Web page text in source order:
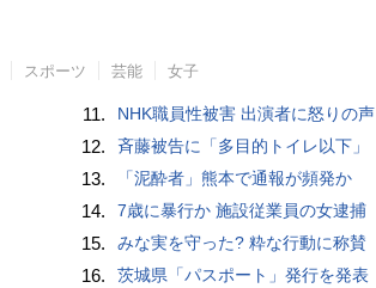
スポーツ 芸能 女子
11. NHK職員性被害 出演者に怒りの声
12. 斉藤被告に「多目的トイレ以下」
13. 「泥酔者」熊本で通報が頻発か
14. 7歳に暴行か 施設従業員の女逮捕
15. みな実を守った? 粋な行動に称賛
16. 茨城県「パスポート」発行を発表